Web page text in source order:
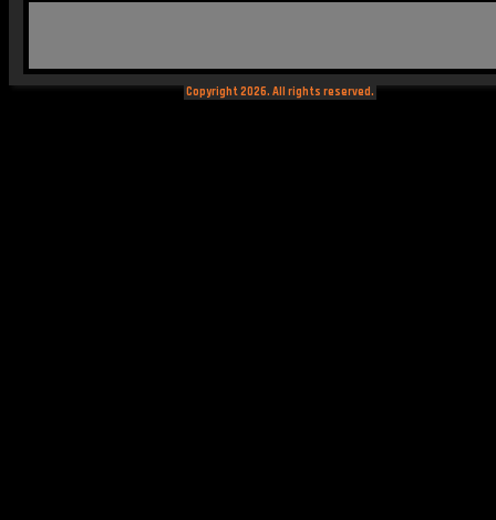
Copyright 2026. All rights reserved.